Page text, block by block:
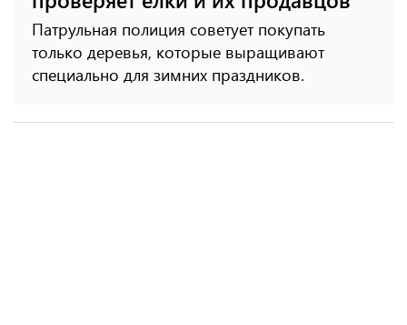
Патрульная полиция советует покупать
только деревья, которые выращивают
специально для зимних праздников.